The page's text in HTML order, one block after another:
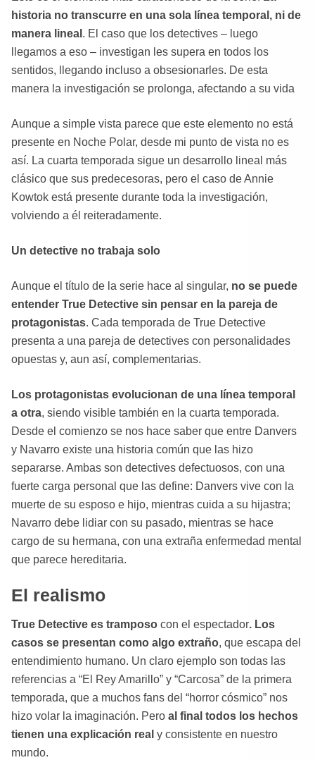
historia no transcurre en una sola línea temporal, ni de
manera lineal . El caso que los detectives – luego
llegamos a eso – investigan les supera en todos los
sentidos, llegando incluso a obsesionarles. De esta
manera la investigación se prolonga, afectando a su vida
Aunque a simple vista parece que este elemento no está
presente en Noche Polar, desde mi punto de vista no es
así. La cuarta temporada sigue un desarrollo lineal más
clásico que sus predecesoras, pero el caso de Annie
Kowtok está presente durante toda la investigación,
volviendo a él reiteradamente.
Un detective no trabaja solo
Aunque el título de la serie hace al singular, no se puede
entender True Detective sin pensar en la pareja de
protagonistas. Cada temporada de True Detective
presenta a una pareja de detectives con personalidades
opuestas y, aun así, complementarias.
Los protagonistas evolucionan de una línea temporal
a otra, siendo visible también en la cuarta temporada.
Desde el comienzo se nos hace saber que entre Danvers
y Navarro existe una historia común que las hizo
separarse. Ambas son detectives defectuosos, con una
fuerte carga personal que las define: Danvers vive con la
muerte de su esposo e hijo, mientras cuida a su hijastra;
Navarro debe lidiar con su pasado, mientras se hace
cargo de su hermana, con una extraña enfermedad mental
que parece hereditaria.
El realismo
True Detective es tramposo con el espectador. Los
casos se presentan como algo extraño, que escapa del
entendimiento humano. Un claro ejemplo son todas las
referencias a “El Rey Amarillo” y “Carcosa” de la primera
temporada, que a muchos fans del “horror cósmico” nos
hizo volar la imaginación. Pero al final todos los hechos
tienen una explicación real y consistente en nuestro
mundo.